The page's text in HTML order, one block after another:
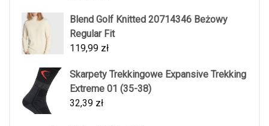
Blend Golf Knitted 20714346 Beżowy
Regular Fit
119,99 zł
Skarpety Trekkingowe Expansive Trekking
Extreme 01 (35-38)
32,39 zł